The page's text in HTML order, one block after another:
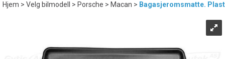
Hjem>Velg bilmodell >Porsche>Macan> Bagasjeromsmatte. Plast